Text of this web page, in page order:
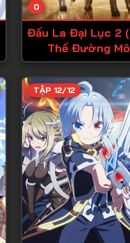
0
Đấu La Đại Lục 2
Thế Đường
TẬP 12/12